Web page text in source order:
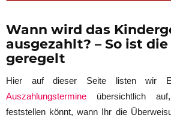
Wann wird das
ausgezahlt? – So ist
geregelt
Hier auf dieser Seite listen wir
Auszahlungstermine übersichtlich
feststellen könnt, wann Ihr die